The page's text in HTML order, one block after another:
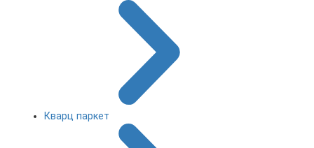
Кварц паркет